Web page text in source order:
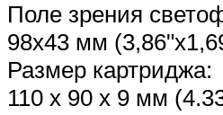
Поле зрения
98х43 мм
Размер картриджа:
110 х 90 х 9 мм